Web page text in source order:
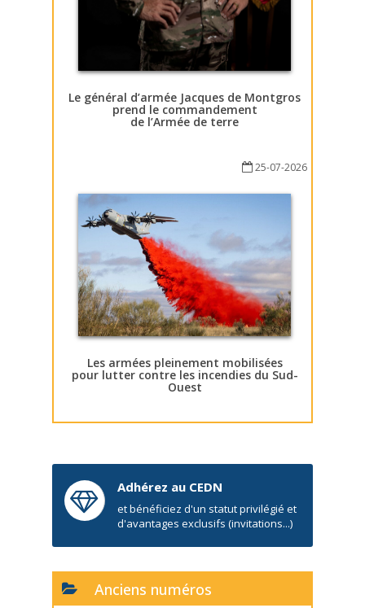
Le général d’armée Jacques de Montgros
prend le commandement
de l’Armée de terre
25-07-2026
Les armées pleinement mobilisées
pour lutter contre les incendies du Sud-
Ouest
Adhérez au CEDN
et bénéficiez d'un statut privilégié et
d'avantages exclusifs (invitations...)
Anciens numéros